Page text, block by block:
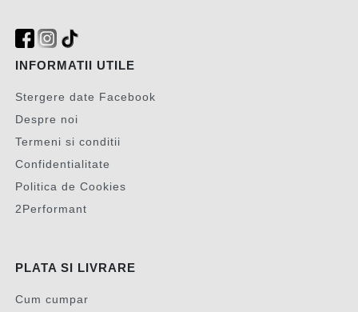
INFORMATII UTILE
Stergere date Facebook
Despre noi
Termeni si conditii
Confidentialitate
Politica de Cookies
2Performant
PLATA SI LIVRARE
Cum cumpar